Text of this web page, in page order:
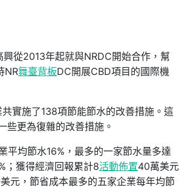
從2013年起就與NRDC開始合作，幫
NR舞臺背板DC開展CBD項目的國際機
實施了138項節能節水的改善措施。這
些更為復雜的改善措施。
均節水16%，最多的一家節水量多達
；獲得經濟回報累計8活動佈置40萬美元
元，節省成本最多的五家企業每年均節